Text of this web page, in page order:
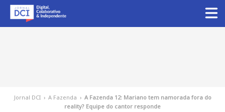
Jornal DCI › A Fazenda › A Fazenda 12: Mariano tem namorada fora do
reality? Equipe do cantor responde